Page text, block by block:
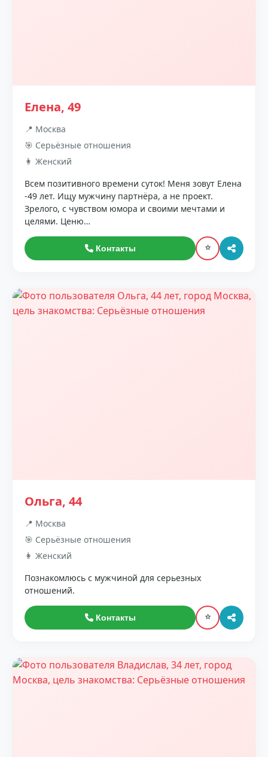
Елена, 49
📍 Москва
🎯 Серьёзные отношения
👩 Женский
Всем позитивного времени суток! Меня зовут Елена
-49 лет. Ищу мужчину партнёра, а не проект.
Зрелого, с чувством юмора и своими мечтами и
целями. Ценю…
Контакты ⭐
Ольга, 44
📍 Москва
🎯 Серьёзные отношения
👩 Женский
Познакомлюсь с мужчиной для серьезных
отношений.
Контакты ⭐